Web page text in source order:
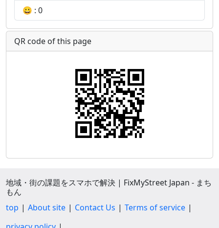
😀 : 0
QR code of this page
地域・街の課題をスマホで解決 | FixMyStreet Japan - まち
もん
top
About site Contact Us
Terms of service